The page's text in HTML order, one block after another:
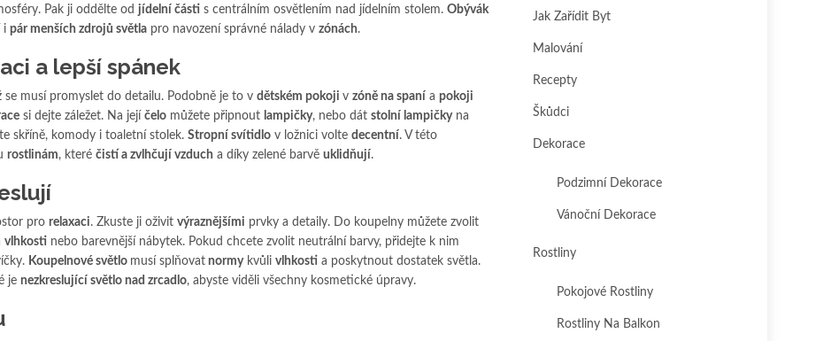
Pak ji oddělte od jídelní části s centrálním osvětlením nad jídelním stolem. Obývák
i pár menších zdrojů světla pro navození správné nálady v zónách.
a lepší spánek
musí promyslet do detailu. Podobně je to v dětském pokoji v zóně na spaní a pokoji
si dejte záležet. Na její čelo můžete připnout lampičky, nebo dát stolní lampičkyna
skříně, komody i toaletní stolek. Stropní svítidlo v ložnici volte decentní. V této
rostlinám, které čistí a zvlhčují vzduch a díky zelené barvě uklidňují.
pro relaxaci. Zkuste ji oživit výraznějšími prvky a detaily. Do koupelny můžete zvolit
vlhkosti nebo barevnější nábytek. Pokud chcete zvolit neutrální barvy, přidejte k nim
Koupelnové světlo musí splňovat normykvůli vlhkosti a poskytnout dostatek světla.
je nezkreslující světlo nad zrcadlo, abyste viděli všechny kosmetické úpravy.
Jak Zařídit Byt
Malování
Recepty
Škůdci
Dekorace
Podzimní Dekorace
Vánoční Dekorace
Rostliny
Pokojové Rostliny
Rostliny Na Balkon